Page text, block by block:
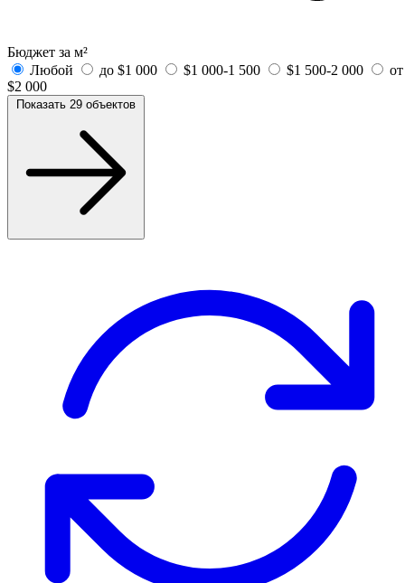
Бюджет за м²
Любой
до $1 000 $1 000-1 500 $1 500-2 000
от
$2 000
Показать 29 объектов